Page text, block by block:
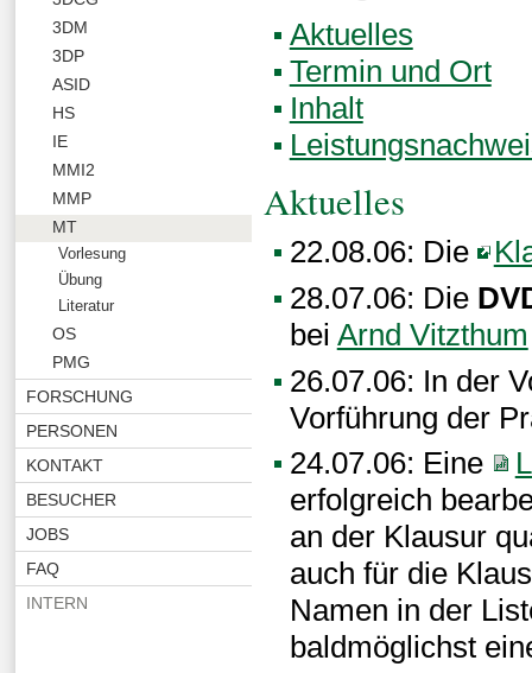
3DM
3DP
ASID
HS
IE
MMI2
MMP
MT
Vorlesung
Übung
Literatur
OS
PMG
FORSCHUNG
PERSONEN
KONTAKT
BESUCHER
JOBS
FAQ
INTERN
Aktuelles
Termin und Ort
Inhalt
Aktuelles
22.08.06: Die
28.07.06: Die
bei Arnd Vitzthum
26.07.06: In der
Vorführung der
24.07.06: Eine
erfolgreich
an der Klausur
auch für die
Namen in der
baldmöglichst